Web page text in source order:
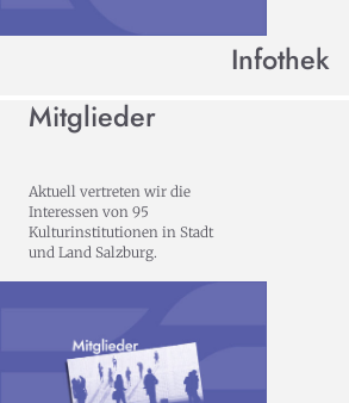
Infothek
Mitglieder
Aktuell vertreten wir die
Interessen von 95
Kulturinstitutionen in Stadt
und Land Salzburg.